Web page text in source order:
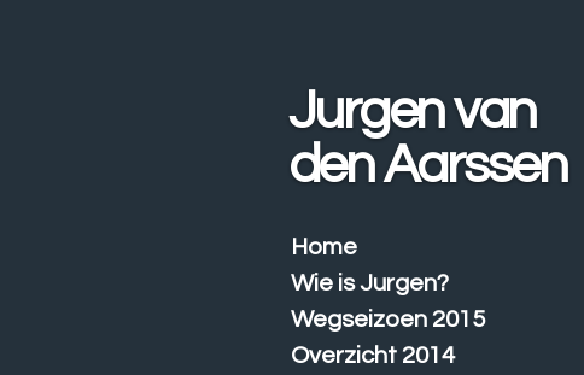
Jurgen van
den Aarssen
Home
Wie is Jurgen?
Wegseizoen 2015
Overzicht 2014